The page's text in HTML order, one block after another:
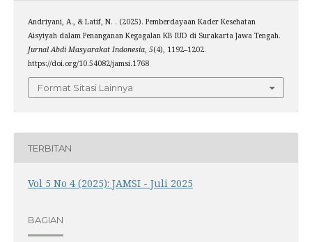
Andriyani, A., & Latif, N. . (2025). Pemberdayaan Kader Kesehatan
Aisyiyah dalam Penanganan Kegagalan KB IUD di Surakarta Jawa Tengah.
Jurnal Abdi Masyarakat Indonesia, 5(4), 1192–1202.
https://doi.org/10.54082/jamsi.1768
Format Sitasi Lainnya
TERBITAN
Vol 5 No 4 (2025): JAMSI - Juli 2025
BAGIAN